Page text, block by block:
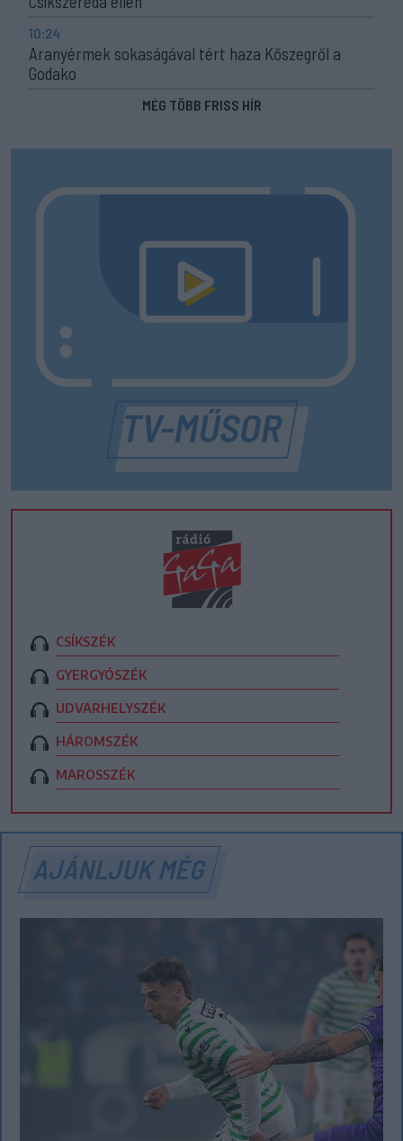
10:24
Aranyérmek sokaságával tért haza Kőszegről a
Godako
MÉG TÖBB FRISS HÍR
CSÍKSZÉK
GYERGYÓSZÉK
UDVARHELYSZÉK
HÁROMSZÉK
MAROSSZÉK
AJÁNLJUK MÉG